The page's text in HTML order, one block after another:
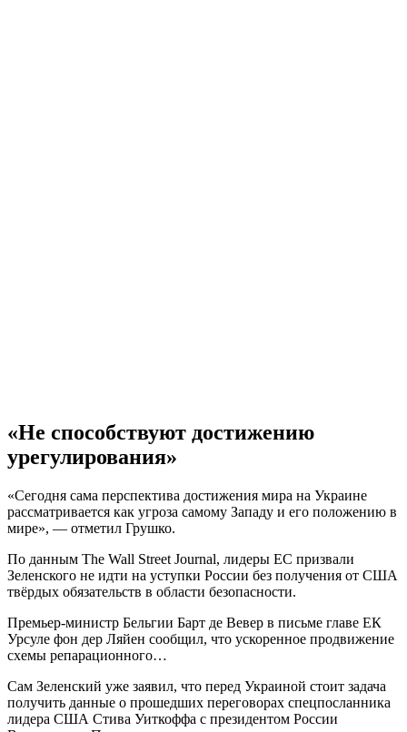
«Не способствуют достижению
урегулирования»
«Сегодня сама перспектива достижения мира на Украине
рассматривается как угроза самому Западу и его положению в
мире», — отметил Грушко.
По данным The Wall Street Journal, лидеры ЕС призвали
Зеленского не идти на уступки России без получения от США
твёрдых обязательств в области безопасности.
Премьер-министр Бельгии Барт де Вевер в письме главе ЕК
Урсуле фон дер Ляйен сообщил, что ускоренное продвижение
схемы репарационного…
Сам Зеленский уже заявил, что перед Украиной стоит задача
получить данные о прошедших переговорах спецпосланника
лидера США Стива Уиткоффа с президентом России